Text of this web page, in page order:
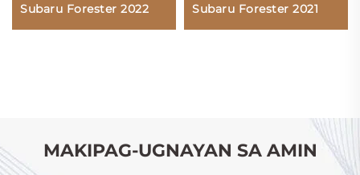
Subaru Forester 2022 Subaru Forester 2021
MAKIPAG-UGNAYAN SA AMIN